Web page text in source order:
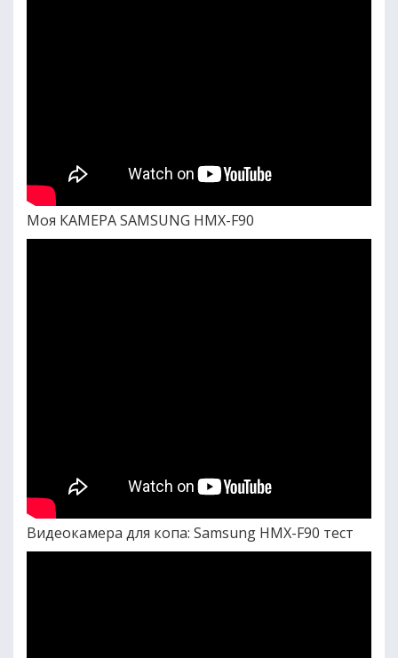
Моя КАМЕРА SAMSUNG HMX-F90
Видеокамера для копа: Samsung HMX-F90 тест